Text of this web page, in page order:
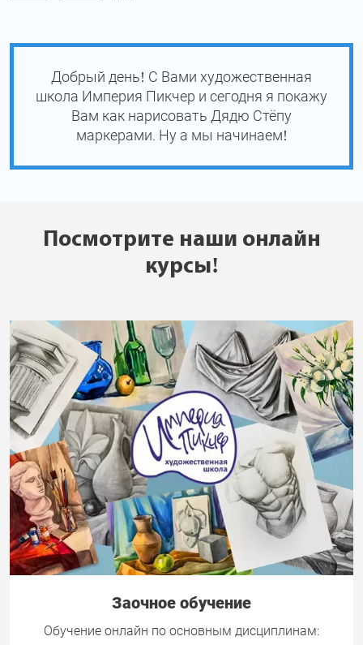
Добрый день! С Вами художественная
школа Империя Пикчер и сегодня я покажу
Вам как нарисовать Дядю Стёпу
маркерами. Ну а мы начинаем!
Посмотрите наши онлайн
курсы!
Заочное обучение
Обучение онлайн по основным дисциплинам: